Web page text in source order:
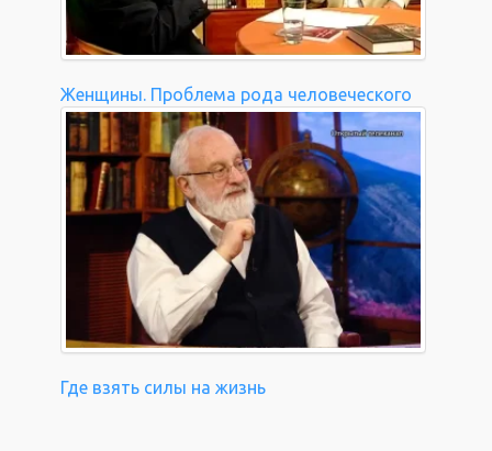
Женщины. Проблема рода человеческого
Где взять силы на жизнь